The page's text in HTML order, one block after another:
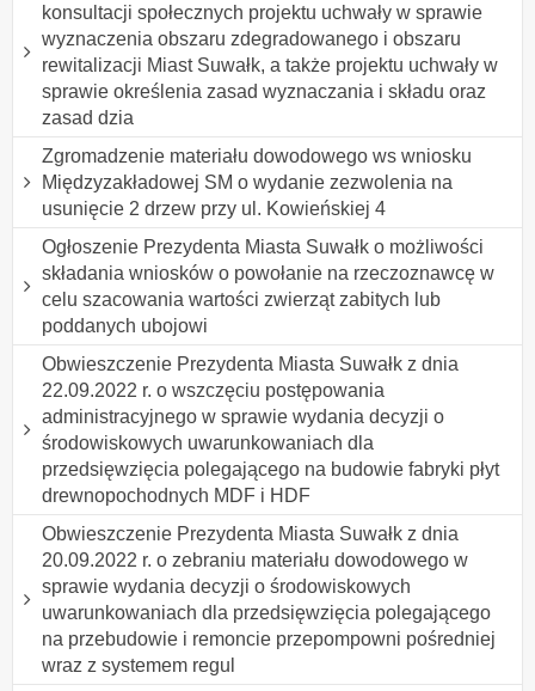
konsultacji społecznych projektu uchwały w sprawie
wyznaczenia obszaru zdegradowanego i obszaru
rewitalizacji Miast Suwałk, a także projektu uchwały w
sprawie określenia zasad wyznaczania i składu oraz
zasad dzia
Zgromadzenie materiału dowodowego ws wniosku
Międzyzakładowej SM o wydanie zezwolenia na
usunięcie 2 drzew przy ul. Kowieńskiej 4
Ogłoszenie Prezydenta Miasta Suwałk o możliwości
składania wniosków o powołanie na rzeczoznawcę w
celu szacowania wartości zwierząt zabitych lub
poddanych ubojowi
Obwieszczenie Prezydenta Miasta Suwałk z dnia
22.09.2022 r. o wszczęciu postępowania
administracyjnego w sprawie wydania decyzji o
środowiskowych uwarunkowaniach dla
przedsięwzięcia polegającego na budowie fabryki płyt
drewnopochodnych MDF i HDF
Obwieszczenie Prezydenta Miasta Suwałk z dnia
20.09.2022 r. o zebraniu materiału dowodowego w
sprawie wydania decyzji o środowiskowych
uwarunkowaniach dla przedsięwzięcia polegającego
na przebudowie i remoncie przepompowni pośredniej
wraz z systemem regul